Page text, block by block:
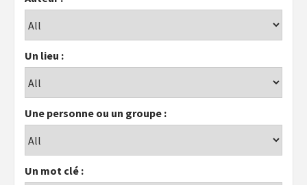
Un lieu :
Une personne ou un groupe :
Un mot clé :